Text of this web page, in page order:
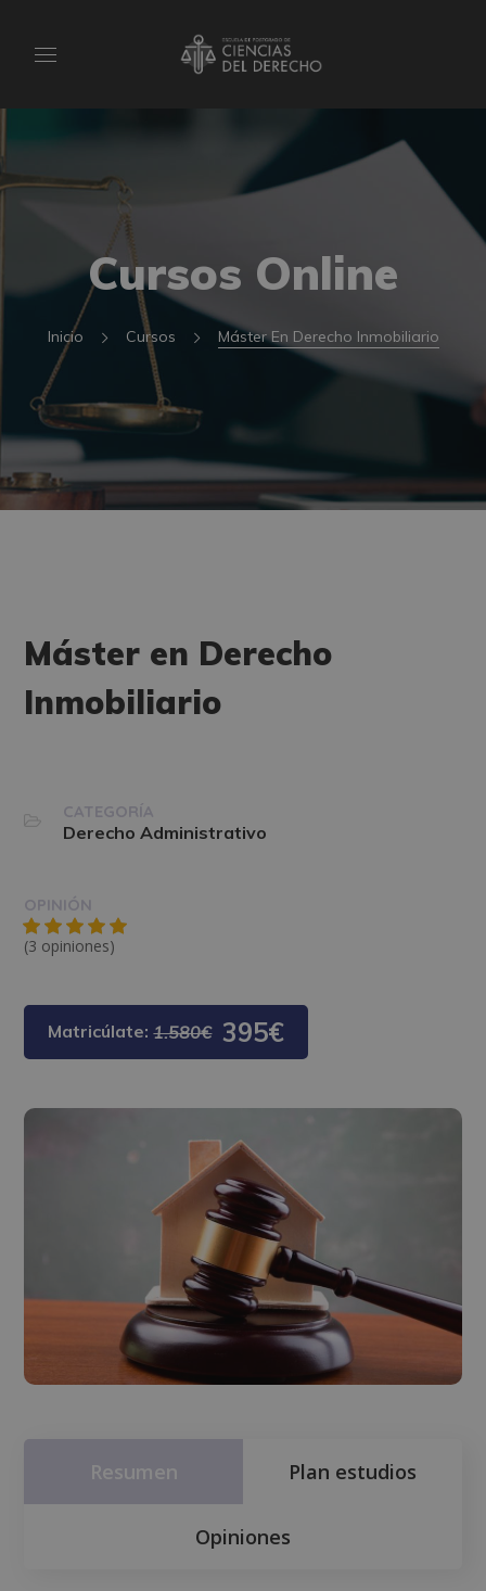
Cursos Online
Inicio Cursos Máster En Derecho Inmobiliario
Máster en Derecho
Inmobiliario
CATEGORÍA
Derecho Administrativo
OPINIÓN
(3 opiniones)
Matricúlate:1.580€ 395€
Resumen Plan estudios
Opiniones